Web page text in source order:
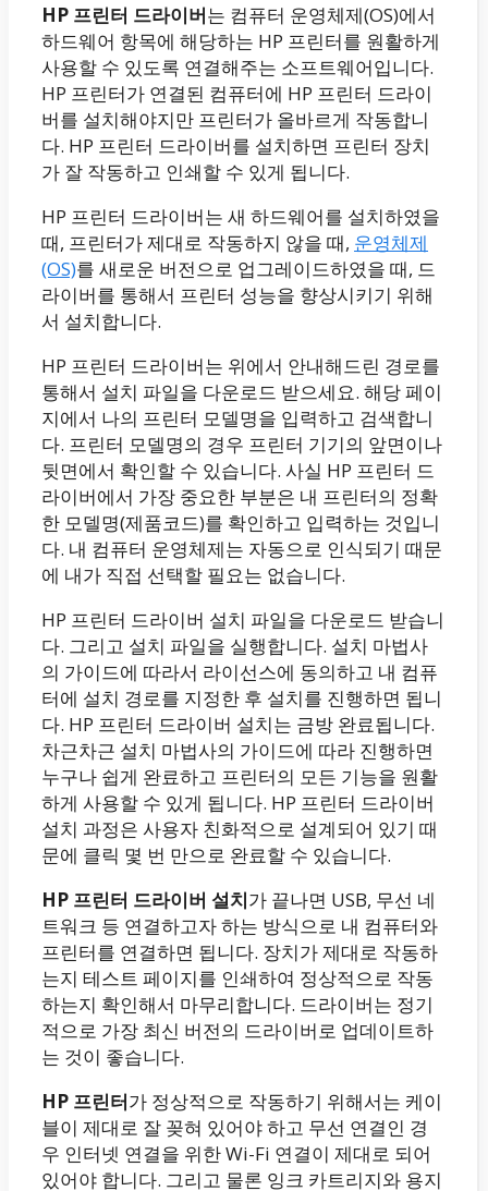
HP 프린터 드라이버는 컴퓨터 운영체제(OS)에서
하드웨어 항목에 해당하는 HP 프린터를 원활하게
사용할 수 있도록 연결해주는 소프트웨어입니다.
HP 프린터가 연결된 컴퓨터에 HP 프린터 드라이
버를 설치해야지만 프린터가 올바르게 작동합니
다. HP 프린터 드라이버를 설치하면 프린터 장치
가 잘 작동하고 인쇄할 수 있게 됩니다.
HP 프린터 드라이버는 새 하드웨어를 설치하였을
때, 프린터가 제대로 작동하지 않을 때, 운영체제
(OS)를 새로운 버전으로 업그레이드하였을 때, 드
라이버를 통해서 프린터 성능을 향상시키기 위해
서 설치합니다.
HP 프린터 드라이버는 위에서 안내해드린 경로를
통해서 설치 파일을 다운로드 받으세요. 해당 페이
지에서 나의 프린터 모델명을 입력하고 검색합니
다. 프린터 모델명의 경우 프린터 기기의 앞면이나
뒷면에서 확인할 수 있습니다. 사실 HP 프린터 드
라이버에서 가장 중요한 부분은 내 프린터의 정확
한 모델명(제품코드)를 확인하고 입력하는 것입니
다. 내 컴퓨터 운영체제는 자동으로 인식되기 때문
에 내가 직접 선택할 필요는 없습니다.
HP 프린터 드라이버 설치 파일을 다운로드 받습니
다. 그리고 설치 파일을 실행합니다. 설치 마법사
의 가이드에 따라서 라이선스에 동의하고 내 컴퓨
터에 설치 경로를 지정한 후 설치를 진행하면 됩니
다. HP 프린터 드라이버 설치는 금방 완료됩니다.
차근차근 설치 마법사의 가이드에 따라 진행하면
누구나 쉽게 완료하고 프린터의 모든 기능을 원활
하게 사용할 수 있게 됩니다. HP 프린터 드라이버
설치 과정은 사용자 친화적으로 설계되어 있기 때
문에 클릭 몇 번 만으로 완료할 수 있습니다.
HP 프린터 드라이버 설치가 끝나면 USB, 무선 네
트워크 등 연결하고자 하는 방식으로 내 컴퓨터와
프린터를 연결하면 됩니다. 장치가 제대로 작동하
는지 테스트 페이지를 인쇄하여 정상적으로 작동
하는지 확인해서 마무리합니다. 드라이버는 정기
적으로 가장 최신 버전의 드라이버로 업데이트하
는 것이 좋습니다.
HP 프린터가 정상적으로 작동하기 위해서는 케이
블이 제대로 잘 꽂혀 있어야 하고 무선 연결인 경
우 인터넷 연결을 위한 Wi-Fi 연결이 제대로 되어
있어야 합니다. 그리고 물론 잉크 카트리지와 용지